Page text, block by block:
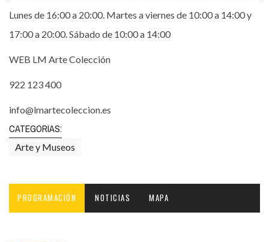
Lunes de 16:00 a 20:00. Martes a viernes de 10:00 a 14:00 y
17:00 a 20:00. Sábado de 10:00 a 14:00
WEB LM Arte Colección
922 123 400
info@lmartecoleccion.es
CATEGORIAS:
Arte y Museos
PROGRAMACIÓN NOTICIAS MAPA